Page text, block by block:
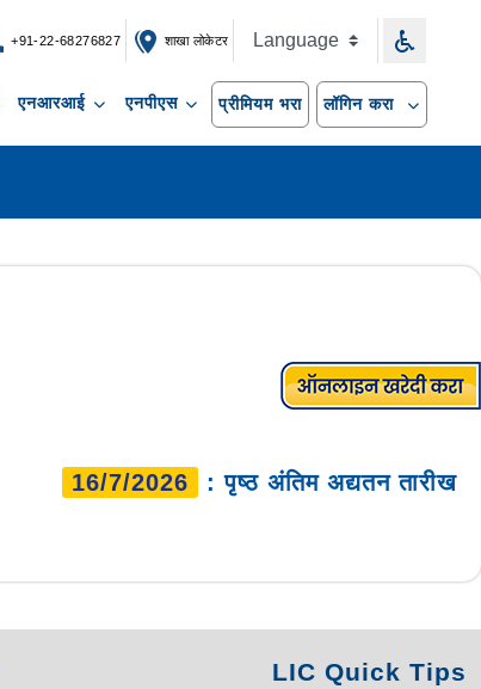
+91-22-68276827 शाखा लोकेटर
एनआरआई एनपीएस प्रीमियम भरा लॉगिन करा
16/7/2026 : पृष्ठ अंतिम अद्यतन तारीख
LIC Quick Tips